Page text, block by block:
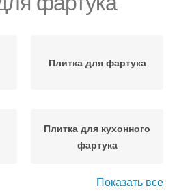
Плитка для фартука
Плитка для кухонного
фартука
Показать все